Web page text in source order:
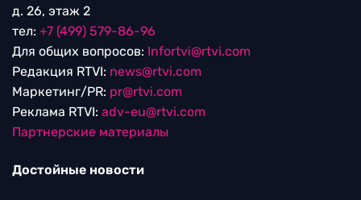
д. 26, этаж 2
тел: +7 (499) 579-86-96
Для общих вопросов: Infortvi@rtvi.com
Редакция RTVI: news@rtvi.com
Маркетинг/PR: pr@rtvi.com
Реклама RTVI: adv-eu@rtvi.com
Партнерские материалы
Достойные новости